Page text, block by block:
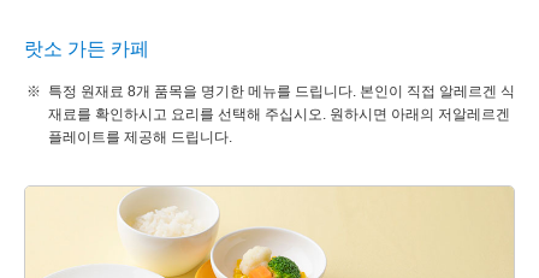
랏소 가든 카페
특정 원재료 8개 품목을 명기한 메뉴를 드립니다. 본인이 직접 알레르겐 식
재료를 확인하시고 요리를 선택해 주십시오. 원하시면 아래의 저알레르겐
플레이트를 제공해 드립니다.